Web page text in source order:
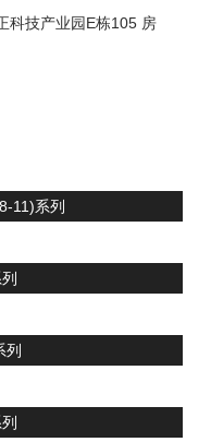
科技产业园E栋105 房
11)系列
列